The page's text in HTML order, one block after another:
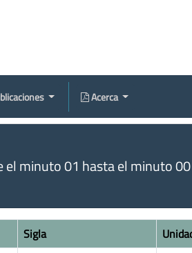
Acerca
minuto 01 hasta el minuto
Sigla